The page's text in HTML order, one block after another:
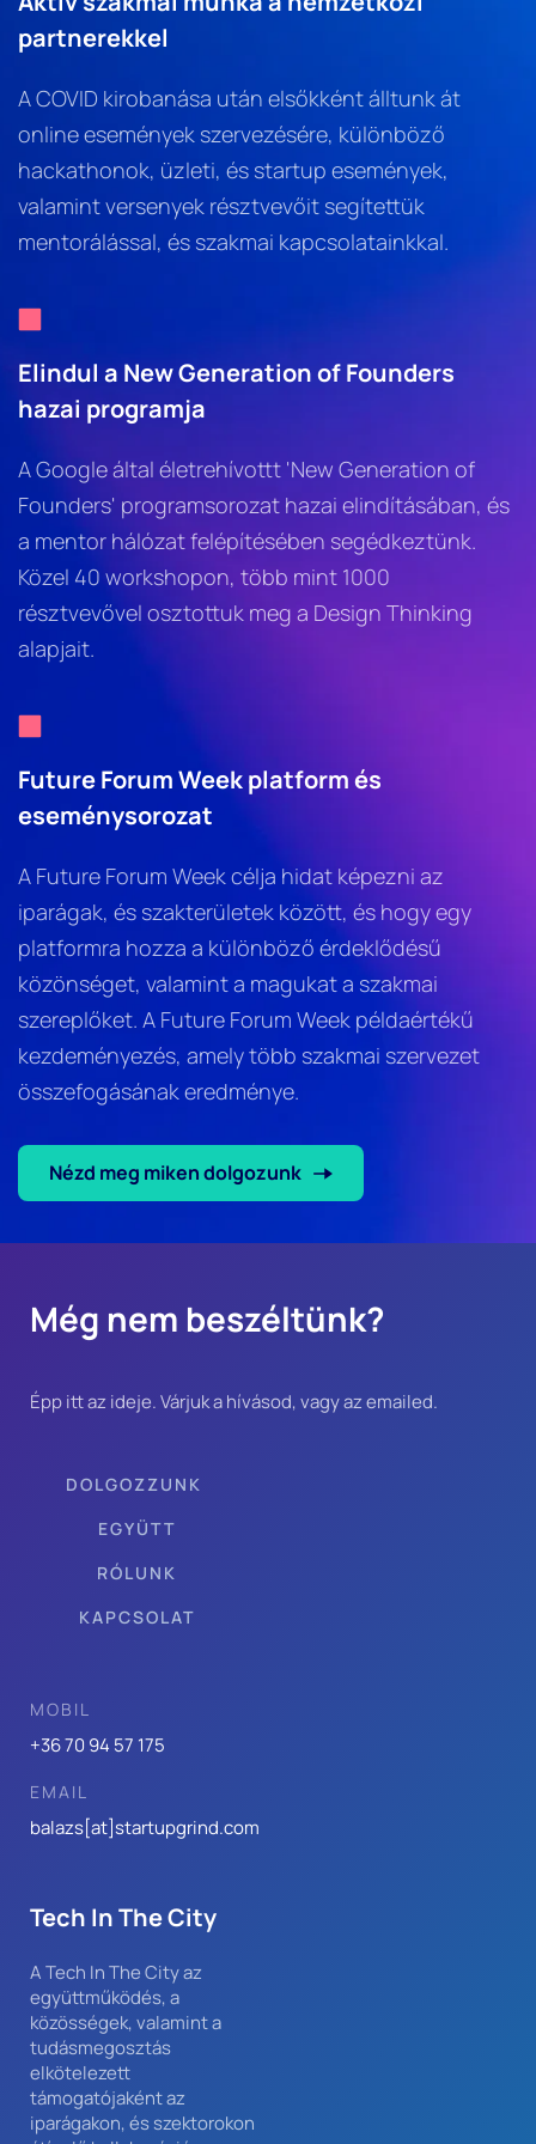
partnerekkel
A COVID kirobanása után elsőkként álltunk át
online események szervezésére, különböző
hackathonok, üzleti, és startup események,
valamint versenyek résztvevőit segítettük
mentorálással, és szakmai kapcsolatainkkal.
Elindul a New Generation of Founders
hazai programja
A Google által életrehívottt 'New Generation of
Founders' programsorozat hazai elindításában, és
a mentor hálózat felépítésében segédkeztünk.
Közel 40 workshopon, több mint 1000
résztvevővel osztottuk meg a Design Thinking
alapjait.
Future Forum Week platform és
eseménysorozat
A Future Forum Week célja hidat képezni az
iparágak, és szakterületek között, és hogy egy
platformra hozza a különböző érdeklődésű
közönséget, valamint a magukat a szakmai
szereplőket. A Future Forum Week példaértékű
kezdeményezés, amely több szakmai szervezet
összefogásának eredménye.
Nézd meg miken dolgozunk
Még nem beszéltünk?
Épp itt az ideje. Várjuk a hívásod, vagy az emailed.
DOLGOZZUNK
EGYÜTT
RÓLUNK
KAPCSOLAT
MOBIL
+36 70 94 57 175
EMAIL
balazs[at]startupgrind.com
Tech In The City
A Tech In The City az
együttműködés, a
közösségek, valamint a
tudásmegosztás
elkötelezett
támogatójaként az
iparágakon, és szektorokon